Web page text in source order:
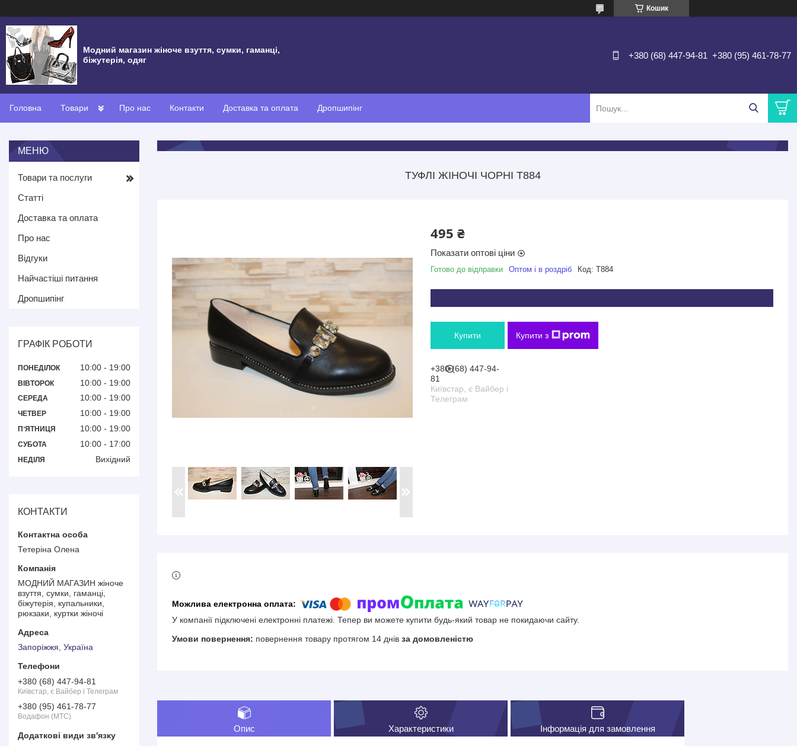
Кошик
Модний магазин жіноче взуття, сумки, гаманці,
біжутерія, одяг
+380 (68) 447-94-81 +380 (95) 461-78-77
Головна Товари Про нас Контакти Доставка та оплата Дропшипінг
ТУФЛІ ЖІНОЧІ ЧОРНІ Т884
495 ₴
Показати оптові ціни
Готово до відправки Оптом і в роздріб Код: Т884
Купити Купити з
+380 (68) 447-94-
81
Київстар, є Вайбер і
Телеграм
У компанії підключені електронні платежі. Тепер ви можете купити будь-який товар не покидаючи сайту.
повернення товару протягом 14 днів за домовленістю
Опис Характеристики Інформація для замовлення
Товари та послуги
Статті
Доставка та оплата
Про нас
Відгуки
Найчастіші питання
Дропшипінг
ГРАФІК РОБОТИ
ПОНЕДІЛОК 10:00 19:00
ВІВТОРОК 10:00 19:00
СЕРЕДА 10:00 19:00
ЧЕТВЕР 10:00 19:00
ПʼЯТНИЦЯ 10:00 19:00
СУБОТА 10:00 17:00
НЕДІЛЯ Вихідний
КОНТАКТИ
Тетеріна Олена
МОДНИЙ МАГАЗИН жіноче
взуття, сумки, гаманці,
біжутерія, купальники,
рюкзаки, куртки жіночі
Запоріжжя, Україна
+380 (68) 447-94-81
Київстар, є Вайбер і Телеграм
+380 (95) 461-78-77
Водафон (МТС)